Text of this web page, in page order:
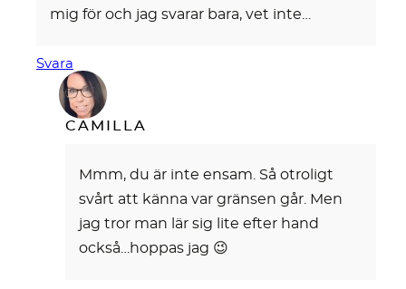
mig för och jag svarar bara, vet inte…
Svara
CAMILLA
Mmm, du är inte ensam. Så otroligt
svårt att känna var gränsen går. Men
jag tror man lär sig lite efter hand
också…hoppas jag 😉